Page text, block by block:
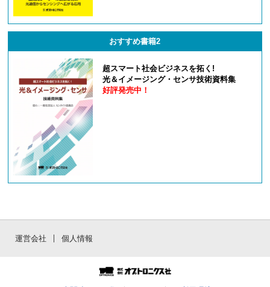
おすすめ書籍2
超スマート社会ビジネスを拓く!
光＆イメージング・センサ技術資料集
好評発売中！
運営会社 個人情報